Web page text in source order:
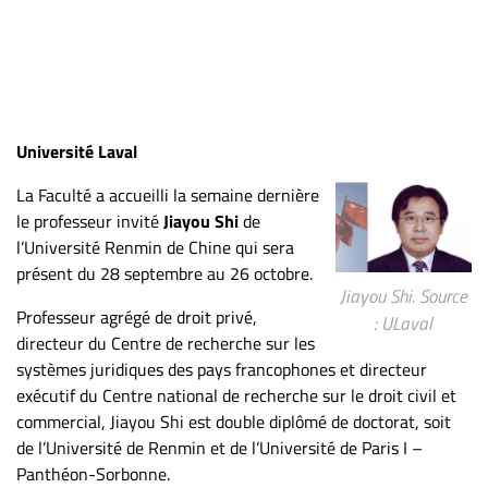
Université Laval
Jiayou Shi. Source
: ULaval
La Faculté a accueilli la semaine dernière
le professeur invitéJiayou Shide
l’Université Renmin de Chine qui sera
présent du 28 septembre au 26 octobre.
Professeur agrégé de droit privé,
directeur du Centre de recherche sur les
systèmes juridiques des pays francophones et directeur
exécutif du Centre national de recherche sur le droit civil et
commercial, Jiayou Shi est double diplômé de doctorat, soit
de l’Université de Renmin et de l’Université de Paris I –
Panthéon-Sorbonne.